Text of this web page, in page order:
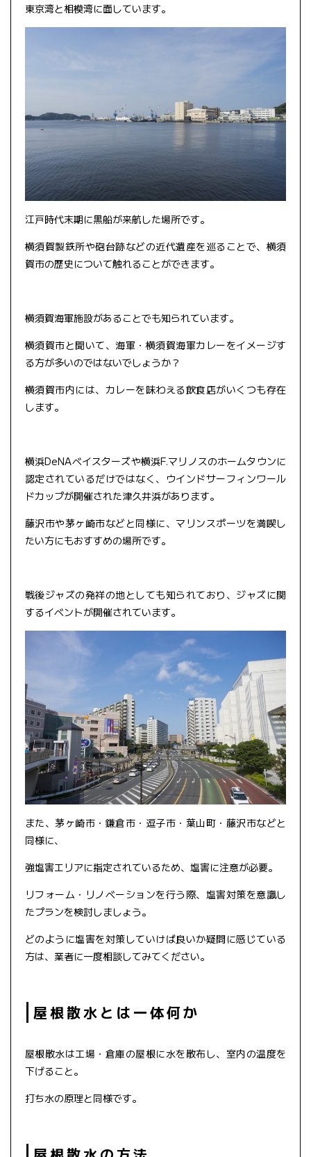
東京湾と相模湾に面しています。
江戸時代末期に黒船が来航した場所です。
横須賀製鉄所や砲台跡などの近代遺産を巡ることで、横須
賀市の歴史について触れることができます。
横須賀海軍施設があることでも知られています。
横須賀市と聞いて、海軍・横須賀海軍カレーをイメージす
る方が多いのではないでしょうか？
横須賀市内には、カレーを味わえる飲食店がいくつも存在
します。
横浜DeNAベイスターズや横浜F.マリノスのホームタウンに
認定されているだけではなく、ウインドサーフィンワール
ドカップが開催された津久井浜があります。
藤沢市や茅ヶ崎市などと同様に、マリンスポーツを満喫し
たい方にもおすすめの場所です。
戦後ジャズの発祥の地としても知られており、ジャズに関
するイベントが開催されています。
また、茅ヶ崎市・鎌倉市・逗子市・葉山町・藤沢市などと
同様に、
強塩害エリアに指定されているため、塩害に注意が必要。
リフォーム・リノベーションを行う際、塩害対策を意識し
たプランを検討しましょう。
どのように塩害を対策していけば良いか疑問に感じている
方は、業者に一度相談してみてください。
屋根散水とは一体何か
屋根散水は工場・倉庫の屋根に水を散布し、室内の温度を
下げること。
打ち水の原理と同様です。